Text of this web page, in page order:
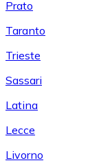
Prato
Taranto
Trieste
Sassari
Latina
Lecce
Livorno